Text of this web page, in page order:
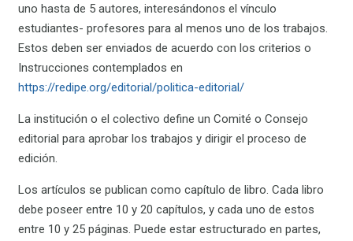
uno hasta de 5 autores, interesándonos el vínculo
estudiantes- profesores para al menos uno de los trabajos.
Estos deben ser enviados de acuerdo con los criterios o
Instrucciones contemplados en
https://redipe.org/editorial/politica-editorial/
La institución o el colectivo define un Comité o Consejo
editorial para aprobar los trabajos y dirigir el proceso de
edición.
Los artículos se publican como capítulo de libro. Cada libro
debe poseer entre 10 y 20 capítulos, y cada uno de estos
entre 10 y 25 páginas. Puede estar estructurado en partes,